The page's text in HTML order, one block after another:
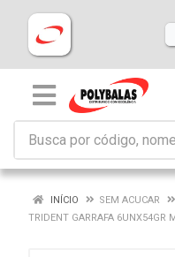
INÍCIO
SEM ACUCAR
TRIDENT GARRAFA 6UNX54GR